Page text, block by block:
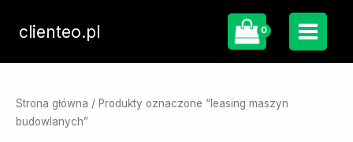
clienteo.pl
Strona główna / Produkty oznaczone “leasing maszyn
budowlanych”